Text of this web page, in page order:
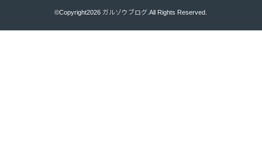
©Copyright2026 ガルゾウブログ .All Rights Reserved.